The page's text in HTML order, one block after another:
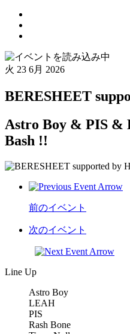
火 23 6月 2026
BERESHEET
Astro Boy & PIS
Bash !!
前のイベント
次のイベント
Line Up
Astro Boy
LEAH
PIS
Rash Bone